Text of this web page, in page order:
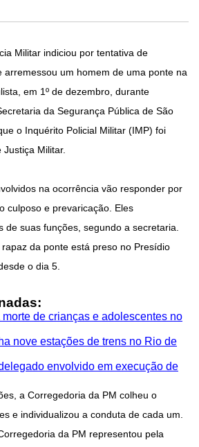
Militar indiciou por tentativa de
arremessou um homem de uma ponte na
em 1º de dezembro, durante
da Segurança Pública de São
o Inquérito Policial Militar (IMP) foi
Justiça Militar.
na ocorrência vão responder por
culposo e prevaricação. Eles
de suas funções, segundo a secretaria.
da ponte está preso no Presídio
o dia 5.
de crianças e adolescentes no
nove estações de trens no Rio de
envolvido em execução de
a Corregedoria da PM colheu o
e individualizou a conduta de cada um.
da PM representou pela